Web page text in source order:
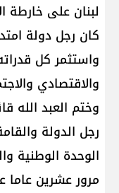
لبنان على خارطة
كان رجل دولة
واستثمر كل
والاقتصادي
وختم العبد الله
رجل الدولة
الوحدة الوطنية
مرور عشرين